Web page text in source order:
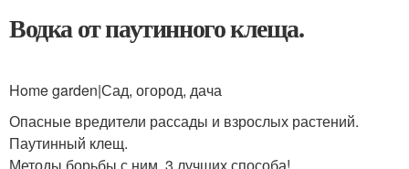
Водка от паутинного клеща.
Home garden|Сад, огород, дача
Опасные вредители рассады и взрослых растений.
Паутинный клещ.